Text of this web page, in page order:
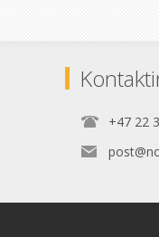
+47 22